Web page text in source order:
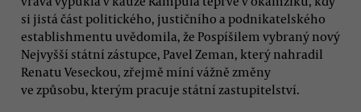
si jistá část politického, justičního a podnikatelského
establishmentu uvědomila, že Pospíšilem vybraný nový
Nejvyšší státní zástupce, Pavel Zeman, který nahradil
Renatu Veseckou, zřejmě míní vážně změny
ve způsobu, kterým pracuje státní zastupitelství.